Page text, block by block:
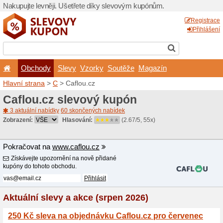
Nakupujte levněji.
Obchody Slevy
Hlavní strana > >